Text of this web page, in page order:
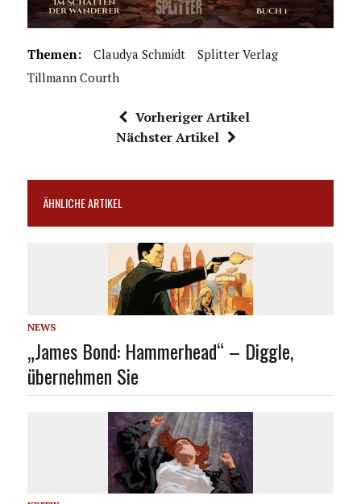
Themen: Claudya Schmidt
Splitter Verlag
Tillmann Courth
Vorheriger Artikel
Nächster Artikel
ÄHNLICHE ARTIKEL
NEWS
„James Bond: Hammerhead“ – Diggle,
übernehmen Sie